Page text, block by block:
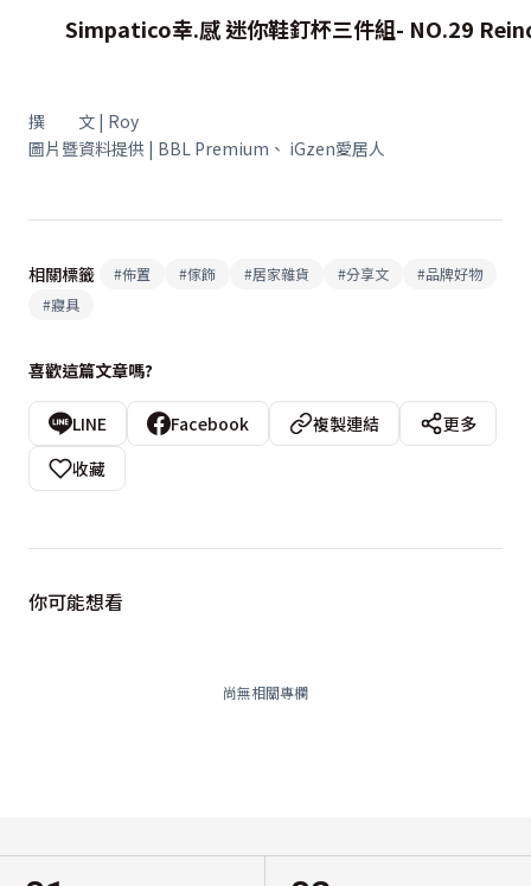
Simpatico幸.感 迷你鞋釘杯三件組- NO.29
撰 文 | Roy
圖片暨資料提供 | BBL Premium、 iGzen愛居人
相關標籤 #佈置 #傢飾 #居家雜貨 #分享文 #品牌好物
#寢具
喜歡這篇文章嗎?
LINE Facebook 複製連結
更多
收藏
你可能想看
尚無相關專欄